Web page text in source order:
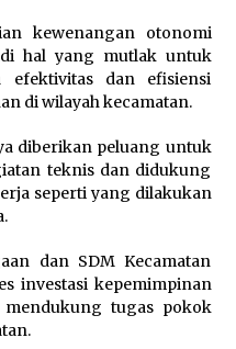
Bina Bangsa
Laksanakan
Pembuatan Spanduk
Memperkuat
Petugas, Lapas
Gelar Cek
kewenangan otonomi
hal yang mutlak untuk
efektivitas dan efisiensi
di wilayah kecamatan.
diberikan peluang untuk
teknis dan didukung
seperti yang dilakukan
dan SDM Kecamatan
investasi kepemimpinan
tugas pokok